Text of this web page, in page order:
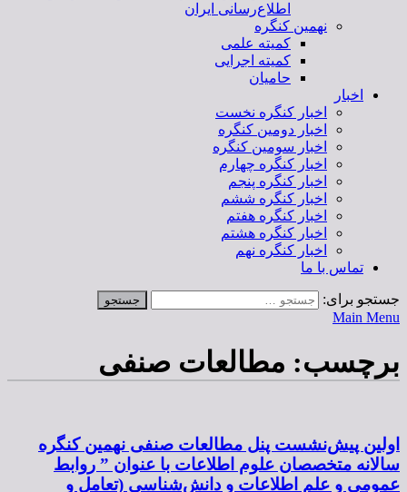
اطلاع‌رسانی ایران
نهمین کنگره
کمیته علمی
کمیته اجرایی
حامیان
اخبار
اخبار کنگره نخست
اخبار دومین کنگره
اخبار سومین کنگره
اخبار کنگره چهارم
اخبار کنگره پنجم
اخبار کنگره ششم
اخبار کنگره هفتم
اخبار کنگره هشتم
اخبار کنگره نهم
تماس با ما
جستجو برای:
Main Menu
برچسب: مطالعات صنفی
اولین پیش‌نشست پنل مطالعات صنفی نهمین کنگره
سالانه متخصصان علوم اطلاعات با عنوان ” روابط
عمومی و علم اطلاعات و دانش‌شناسی (تعامل و